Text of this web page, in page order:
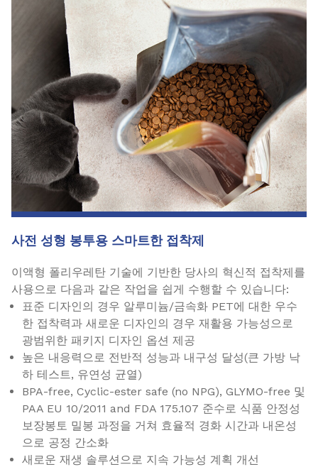
사전 성형 봉투용 스마트한 접착제
이액형 폴리우레탄 기술에 기반한 당사의 혁신적 접착제를
사용으로 다음과 같은 작업을 쉽게 수행할 수 있습니다:
표준 디자인의 경우 알루미늄/금속화 PET에 대한 우수
한 접착력과 새로운 디자인의 경우 재활용 가능성으로
광범위한 패키지 디자인 옵션 제공
높은 내응력으로 전반적 성능과 내구성 달성(큰 가방 낙
하 테스트, 유연성 균열)
BPA-free, Cyclic-ester safe (no NPG), GLYMO-free 및
PAA EU 10/2011 and FDA 175.107 준수로 식품 안정성
보장봉토 밀봉 과정을 거쳐 효율적 경화 시간과 내온성
으로 공정 간소화
새로운 재생 솔루션으로 지속 가능성 계획 개선